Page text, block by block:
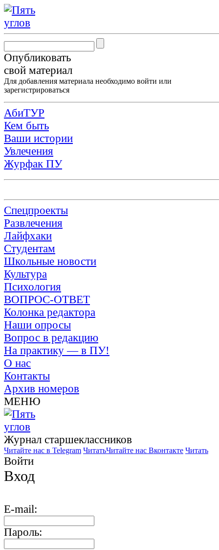
Опубликовать
свой материал
Для добавления материала необходимо войти или
зарегистрироваться
АбиТУР
Кем быть
Ваши истории
Увлечения
Журфак ПУ
Спецпроекты
Развлечения
Лайфхаки
Студентам
Школьные новости
Культура
Психология
ВОПРОС-ОТВЕТ
Колонка редактора
Наши опросы
Вопрос в редакцию
На практику — в ПУ!
О нас
Контакты
Архив номеров
МЕНЮ
Журнал старшекласcников
Читайте нас в Telegram ЧитатьЧитайте нас Вконтакте Читать
Войти
Вход
E-mail:
Пароль: